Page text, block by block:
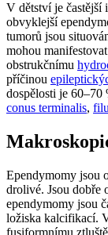
V dětství je častější
obvyklejší
tumorů jsou
mohou
obstrukčnímu
příčinou
dospělosti je
conus terminalis,
Ependymomy jsou
drolivé. Jsou dobře
ependymomy jsou
ložiska kalcifikací.